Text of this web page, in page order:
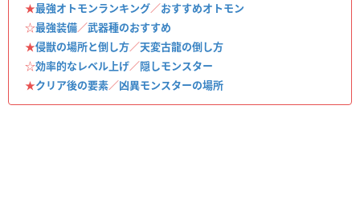
★最強オトモンランキング／おすすめオトモン
☆最強装備／武器種のおすすめ
★侵獣の場所と倒し方／天変古龍の倒し方
☆効率的なレベル上げ／隠しモンスター
★クリア後の要素／凶異モンスターの場所